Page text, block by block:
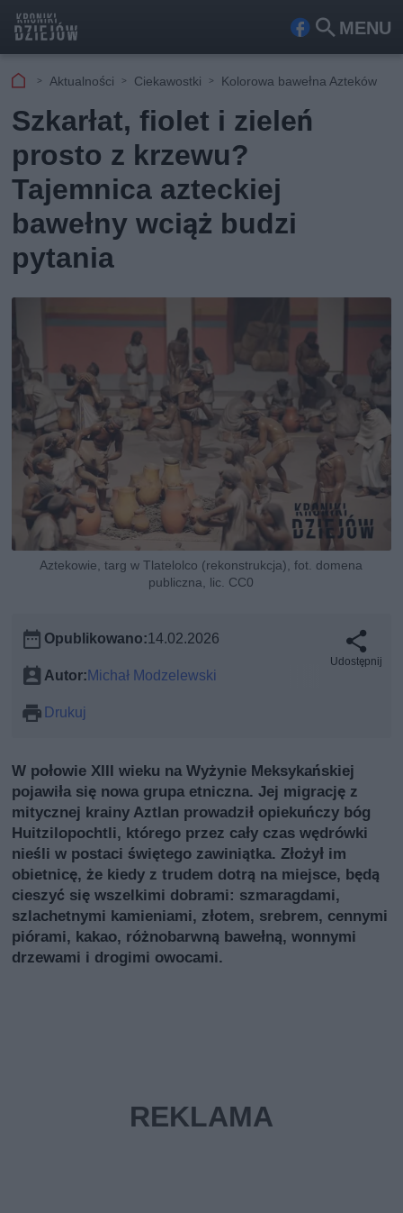
MENU
Fa
ceb
ook
Szu
Aktualności Ciekawostki Kolorowa bawełna Azteków
Szkarłat, fiolet i zieleń
prosto z krzewu?
Tajemnica azteckiej
bawełny wciąż budzi
pytania
Aztekowie, targ w Tlatelolco (rekonstrukcja), fot. domena
publiczna, lic. CC0
Opublikowano:14.02.2026
Autor:Michał Modzelewski
Drukuj
Udostępnij
W połowie XIII wieku na Wyżynie Meksykańskiej
pojawiła się nowa grupa etniczna. Jej migrację z
mitycznej krainy Aztlan prowadził opiekuńczy bóg
Huitzilopochtli, którego przez cały czas wędrówki
nieśli w postaci świętego zawiniątka. Złożył im
obietnicę, że kiedy z trudem dotrą na miejsce, będą
cieszyć się wszelkimi dobrami: szmaragdami,
szlachetnymi kamieniami, złotem, srebrem, cennymi
piórami, kakao, różnobarwną bawełną, wonnymi
drzewami i drogimi owocami.